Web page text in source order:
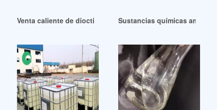
Venta caliente de dioctil ftalato (DOP)Sustancias químicas